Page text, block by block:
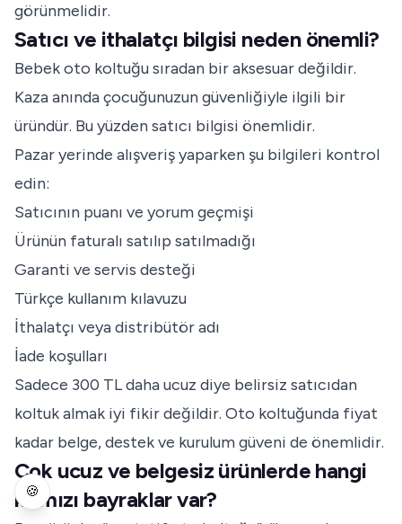
görünmelidir.
Satıcı ve ithalatçı bilgisi neden önemli?
Bebek oto koltuğu sıradan bir aksesuar değildir.
Kaza anında çocuğunuzun güvenliğiyle ilgili bir
üründür. Bu yüzden satıcı bilgisi önemlidir.
Pazar yerinde alışveriş yaparken şu bilgileri kontrol
edin:
Satıcının puanı ve yorum geçmişi
Ürünün faturalı satılıp satılmadığı
Garanti ve servis desteği
Türkçe kullanım kılavuzu
İthalatçı veya distribütör adı
İade koşulları
Sadece 300 TL daha ucuz diye belirsiz satıcıdan
koltuk almak iyi fikir değildir. Oto koltuğunda fiyat
kadar belge, destek ve kurulum güveni de önemlidir.
Çok ucuz ve belgesiz ürünlerde hangi
kırmızı bayraklar var?
🍪